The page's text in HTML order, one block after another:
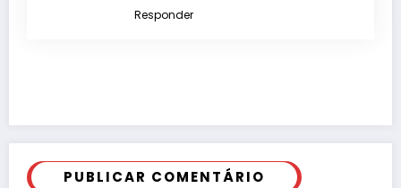
Responder
PUBLICAR COMENTÁRIO